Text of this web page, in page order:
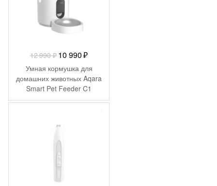
12 990₽ Первоначальная
цена
составляла
12
990 ₽.
10 990₽Текущая
цена:
10
990 ₽.
Умная кормушка для
домашних животных Aqara
Smart Pet Feeder C1
PETC1-M01